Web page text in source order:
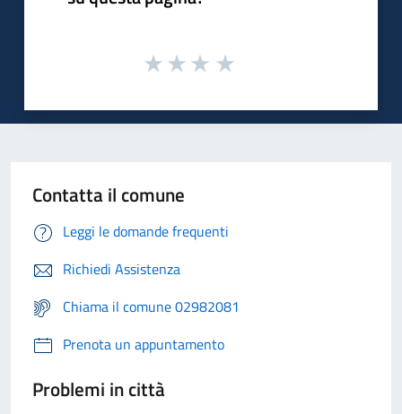
Contatta il comune
Leggi le domande frequenti
Richiedi Assistenza
Chiama il comune 02982081
Prenota un appuntamento
Problemi in città